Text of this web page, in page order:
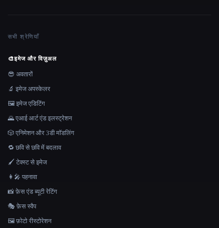
सभी श्रेणियाँ
🎨इमेज और विज़ुअल
😎 अवतारों
🔬 इमेज अपस्केलर
🖼️ इमेज एडिटिंग
🌄 एआई आर्ट एंड इलस्ट्रेशन
🎲 एनिमेशन और 3डी मॉडलिंग
🔁 छवि से छवि में बदलाव
🖌️ टेक्स्ट से इमेज
👩‍🎤 पहनावा
📸 फ़ेस एंड ब्यूटी रेटिंग
🎭 फ़ेस स्वैप
🖼️ फ़ोटो रीस्टोरेशन